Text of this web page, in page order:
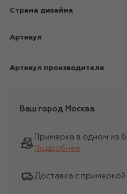
Страна дизайна
Артикул
Артикул производителя
Ваш город Москва
Примерка в одном из
Подробнее
Доставка с примеркой